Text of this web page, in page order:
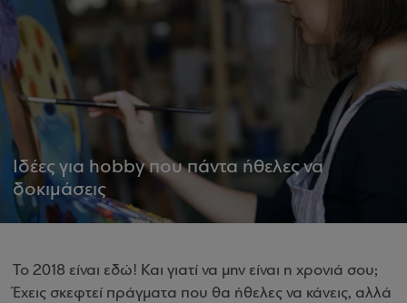
Ιδέες για hobby που πάντα ήθελες να
δοκιμάσεις
Το 2018 είναι εδώ! Και γιατί να μην είναι η χρονιά σου;
Έχεις σκεφτεί πράγματα που θα ήθελες να κάνεις, αλλά